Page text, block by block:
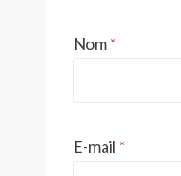
Nom*
E-mail *